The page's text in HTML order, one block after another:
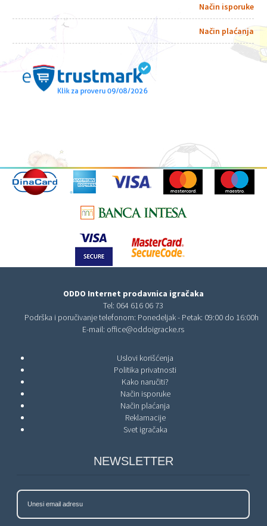
Način isporuke
Način plaćanja
ODDO Internet prodavnica igračaka
Tel: 064 616 06 73
Podrška i poručivanje telefonom: Ponedeljak - Petak: 09:00 do 16:00h
E-mail: office@oddoigracke.rs
Uslovi korišćenja
Politika privatnosti
Kako naručiti?
Način isporuke
Način plaćanja
Reklamacije
Svet igračaka
NEWSLETTER